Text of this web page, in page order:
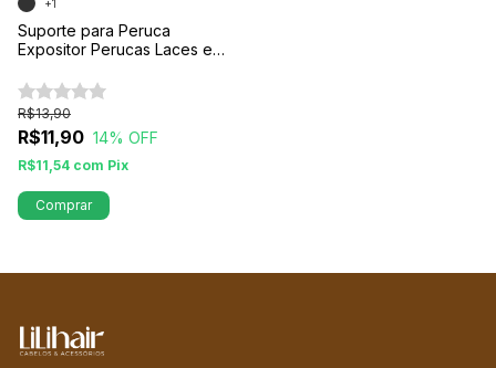
Suporte para Peruca
Expositor Perucas Laces e
R$11,90
R$13,90
14% OFF
R$11,54 com Pix
+1
Comprar